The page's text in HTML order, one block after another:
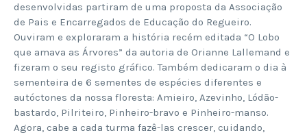
desenvolvidas partiram de uma proposta da Associação
de Pais e Encarregados de Educação do Regueiro.
Ouviram e exploraram a história recém editada “O Lobo
que amava as Árvores” da autoria de Orianne Lallemand e
fizeram o seu registo gráfico. Também dedicaram o dia à
sementeira de 6 sementes de espécies diferentes e
autóctones da nossa floresta: Amieiro, Azevinho, Lódão-
bastardo, Pilriteiro, Pinheiro-bravo e Pinheiro-manso.
Agora, cabe a cada turma fazê-las crescer, cuidando,